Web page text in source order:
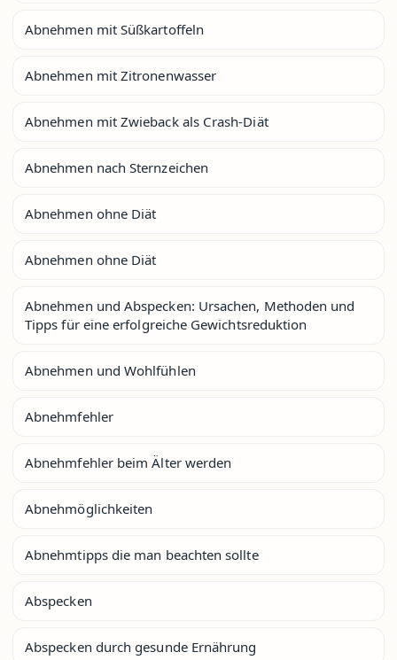
Abnehmen mit Süßkartoffeln
Abnehmen mit Zitronenwasser
Abnehmen mit Zwieback als Crash-Diät
Abnehmen nach Sternzeichen
Abnehmen ohne Diät
Abnehmen ohne Diät
Abnehmen und Abspecken: Ursachen, Methoden und
Tipps für eine erfolgreiche Gewichtsreduktion
Abnehmen und Wohlfühlen
Abnehmfehler
Abnehmfehler beim Älter werden
Abnehmöglichkeiten
Abnehmtipps die man beachten sollte
Abspecken
Abspecken durch gesunde Ernährung